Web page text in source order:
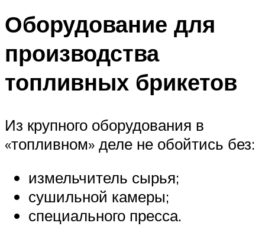
Оборудование для
производства
топливных брикетов
Из крупного оборудования в
«топливном» деле не обойтись без:
измельчитель сырья;
сушильной камеры;
специального пресса.